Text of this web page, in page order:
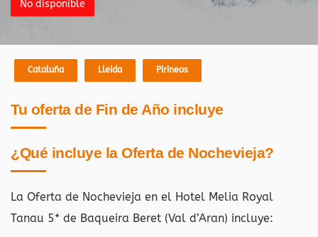
No disponible
Cataluña Lleida Pirineos
Tu oferta de Fin de Año incluye
¿Qué incluye la Oferta de Nochevieja?
La Oferta de Nochevieja en el Hotel Melia Royal
Tanau 5* de Baqueira Beret (Val d’Aran) incluye: